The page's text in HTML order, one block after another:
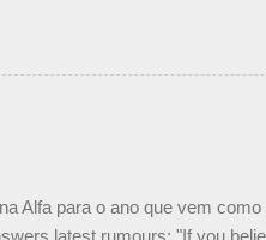
não será o companheiro
admitiu Audetto. “Mas
dizendo ainda que não
Alfa para o ano que vem
latest rumours: "If you